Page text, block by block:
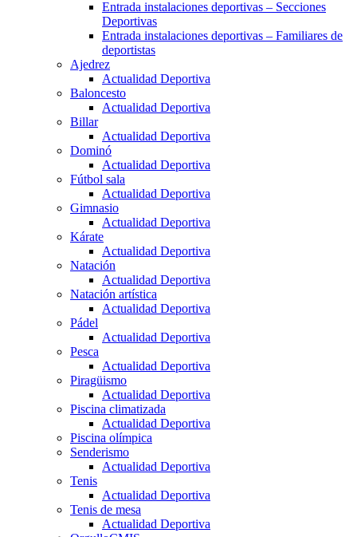
Entrada instalaciones deportivas – Secciones
Deportivas
Entrada instalaciones deportivas – Familiares de
deportistas
Ajedrez
Actualidad Deportiva
Baloncesto
Actualidad Deportiva
Billar
Actualidad Deportiva
Dominó
Actualidad Deportiva
Fútbol sala
Actualidad Deportiva
Gimnasio
Actualidad Deportiva
Kárate
Actualidad Deportiva
Natación
Actualidad Deportiva
Natación artística
Actualidad Deportiva
Pádel
Actualidad Deportiva
Pesca
Actualidad Deportiva
Piragüismo
Actualidad Deportiva
Piscina climatizada
Actualidad Deportiva
Piscina olímpica
Senderismo
Actualidad Deportiva
Tenis
Actualidad Deportiva
Tenis de mesa
Actualidad Deportiva